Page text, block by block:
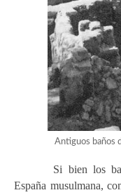
Antiguos baños
Si bien los
España musulmana,